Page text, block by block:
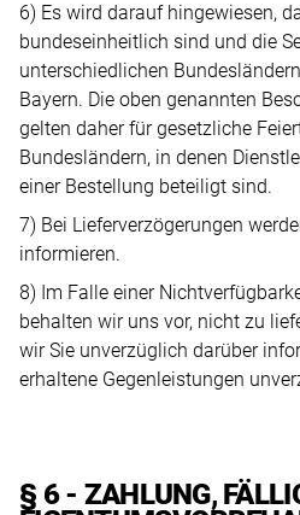
6) Es wird darauf hingewiesen,
bundeseinheitlich sind und die
unterschiedlichen
Bayern. Die oben genannten
gelten daher für gesetzliche
Bundesländern, in denen
einer Bestellung beteiligt sind.
7) Bei Lieferverzögerungen
informieren.
8) Im Falle einer
behalten wir uns vor, nicht zu
wir Sie unverzüglich darüber
erhaltene Gegenleistungen
§ 6 - ZAHLUNG,